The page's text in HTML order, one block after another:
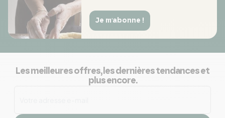
Je m'abonne !
Les meilleures offres, les dernières tendances et
plus encore.